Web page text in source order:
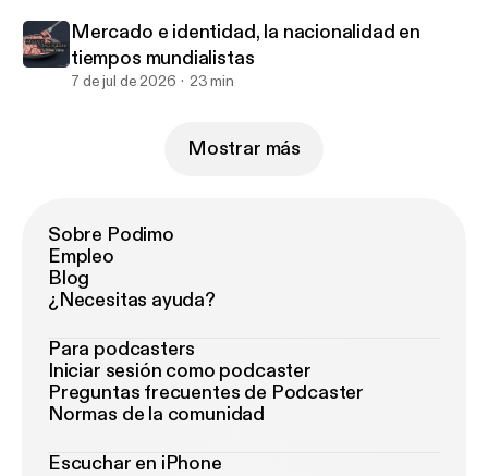
Mercado e identidad, la nacionalidad en
tiempos mundialistas
7 de jul de 2026 23 min
Mostrar más
Sobre Podimo
Empleo
Blog
¿Necesitas ayuda?
Para podcasters
Iniciar sesión como podcaster
Preguntas frecuentes de Podcaster
Normas de la comunidad
Escuchar en iPhone